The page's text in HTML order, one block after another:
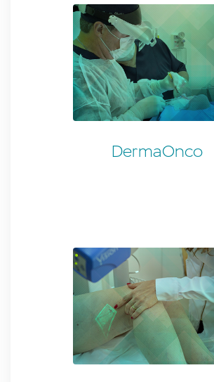
DermaOnco